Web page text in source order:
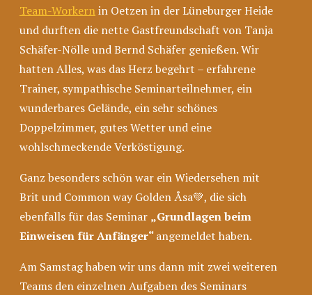
Team-Workernin Oetzen in der Lüneburger Heide
und durften die nette Gastfreundschaft von Tanja
Schäfer-Nölle und Bernd Schäfer genießen. Wir
hatten Alles, was das Herz begehrt – erfahrene
Trainer, sympathische Seminarteilnehmer, ein
wunderbares Gelände, ein sehr schönes
Doppelzimmer, gutes Wetter und eine
wohlschmeckende Verköstigung.
Ganz besonders schön war ein Wiedersehen mit
Brit und Common way Golden Åsa💚, die sich
ebenfalls für das Seminar „Grundlagen beim
Einweisen für Anfänger“angemeldet haben.
Am Samstag haben wir uns dann mit zwei weiteren
Teams den einzelnen Aufgaben des Seminars